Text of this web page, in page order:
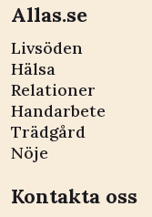
Allas.se
Livsöden
Hälsa
Relationer
Handarbete
Trädgård
Nöje
Kontakta oss